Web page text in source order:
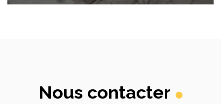
Nous contacter